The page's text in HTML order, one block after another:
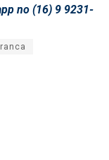
no (16) 9 9231-